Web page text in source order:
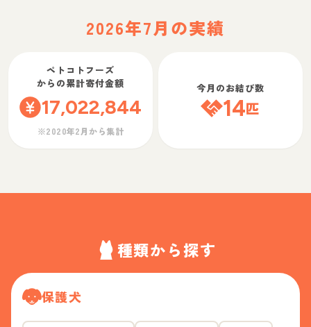
2026年7月の実績
ペトコトフーズ
からの累計寄付金額
17,022,844
※2020年2月から集計
今月のお結び数
14匹
種類から探す
保護犬